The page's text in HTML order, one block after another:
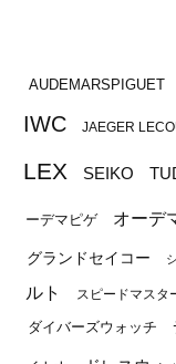
AUDEMARSPIGUET
IWC JAEGER
LEX
SEIKO
ーデマピゲ オーデ
グランドセイコー
ルト
スピードマスタ
ダイバーズウォッチ